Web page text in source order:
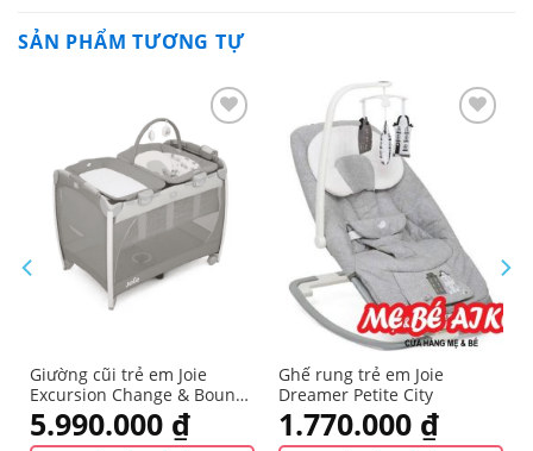
SẢN PHẨM TƯƠNG TỰ
Yêu
thích
Giường cũi trẻ em Joie
Excursion Change & Bounce
In the Rain
5.990.000 ₫
Ghế rung trẻ em Joie
Dreamer Petite City
1.770.000 ₫